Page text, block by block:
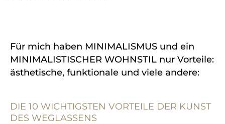
Für mich haben MINIMALISMUS und ein
MINIMALISTISCHER WOHNSTIL nur Vorteile:
ästhetische, funktionale und viele andere:
DIE 10 WICHTIGSTEN VORTEILE DER KUNST
DES WEGLASSENS